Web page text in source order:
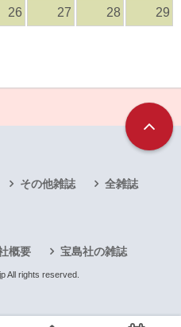
26 27 28 29
その他雑誌 全雑誌
概要 宝島社の雑誌
All rights reserved.